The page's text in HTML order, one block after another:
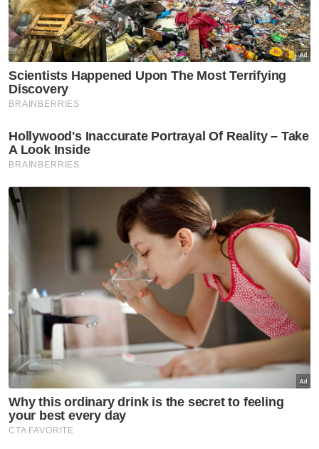
Penyerahan memorandum tersebut
diserahkan oleh Ketua Sekretariat, Prof Dr
Mohd Aluwi Sari kepada Tunku Kecil Muda,
Tunku Datuk Mahmood Fawzy Tunku
Muhiyiddin.
Lewat tengah malam pada Rabu, Empat
Undang Luak bersama Tunku Besar Tampin
memaklumkan tidak akan hadir dalam Majlis
Istiadat Pembukaan Persidangan DUN.
Perkara itu dimaklumkan dalam kenyataan
media bersama dikeluarkan oleh Datuk Klana